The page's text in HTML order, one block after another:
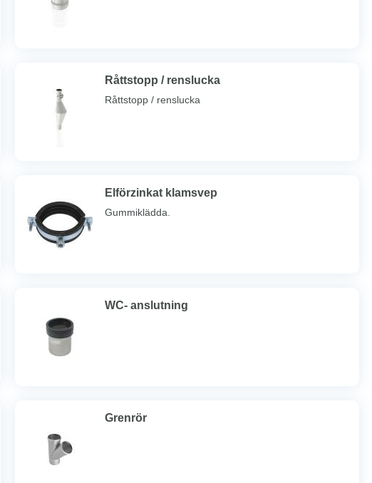
Råttstopp / renslucka
Råttstopp / renslucka
Elförzinkat klamsvep
Gummiklädda.
WC- anslutning
Grenrör